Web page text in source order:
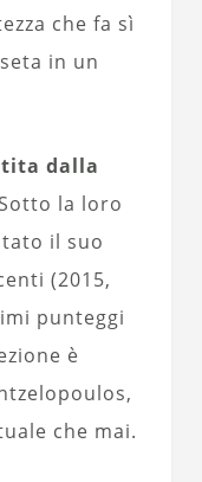
che fa sì
in un
dalla
Sotto la loro
il suo
(2015,
punteggi
è
che mai.